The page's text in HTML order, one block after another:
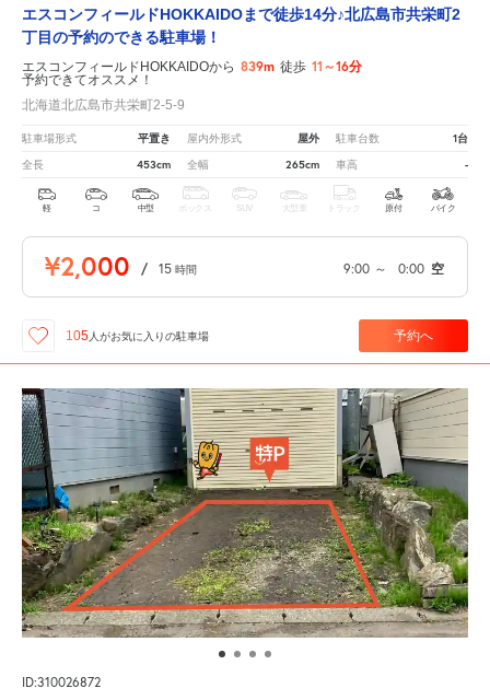
エスコンフィールドHOKKAIDOまで徒歩14分♪北広島市共栄町2
丁目の予約のできる駐車場！
エスコンフィールドHOKKAIDOから 839m 徒歩 11～16分
予約できてオススメ！
北海道北広島市共栄町2-5-9
駐車場形式 平置き 屋内外形式 屋外 駐車台数 1台
全長 453cm 全幅 265cm 車高 -
軽 コ 中型 ボックス SUV 大型車 トラック 原付 バイク
¥2,000 / 15 時間 9:00 ～ 0:00 空
105人がお気に入りの駐車場 予約へ
ID:310026872